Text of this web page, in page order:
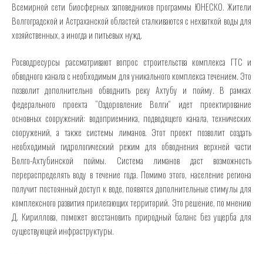
Всемирной сети биосферных заповедников программы ЮНЕСКО. Жители
Волгоградской и Астраханской областей сталкиваются с нехваткой воды для
хозяйственных, а иногда и питьевых нужд.
Росводресурсы рассматривают вопрос строительства комплекса ГТС и
обводного канала с необходимым для уникального комплекса течением. Это
позволит дополнительно обводнить реку Ахтубу и пойму. В рамках
федерального проекта “Оздоровление Волги” идет проектирование
основных сооружений: водоприемника, подводящего канала, технических
сооружений, а также системы лиманов. Этот проект позволит создать
необходимый гидрологический режим для обводнения верхней части
Волго-Ахтубинской поймы. Система лиманов даст возможность
перераспределять воду в течение года. Помимо этого, население региона
получит постоянный доступ к воде, появятся дополнительные стимулы для
комплексного развития прилегающих территорий. Это решение, по мнению
Д. Кириллова, поможет восстановить природный баланс без ущерба для
существующей инфраструктуры.